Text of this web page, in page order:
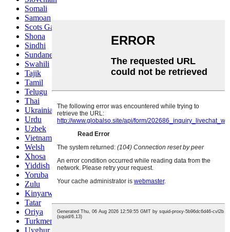
Somali
Samoan
Scots Gaelic
Shona
Sindhi
Sundanese
Swahili
Tajik
Tamil
Telugu
Thai
Ukrainian
Urdu
Uzbek
Vietnamese
Welsh
Xhosa
Yiddish
Yoruba
Zulu
Kinyarwanda
Tatar
Oriya
Turkmen
Uyghur